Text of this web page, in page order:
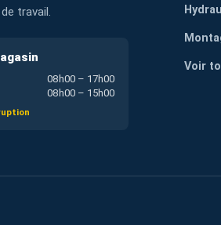
travail.
08h00 – 17h00
08h00 – 15h00
Voir